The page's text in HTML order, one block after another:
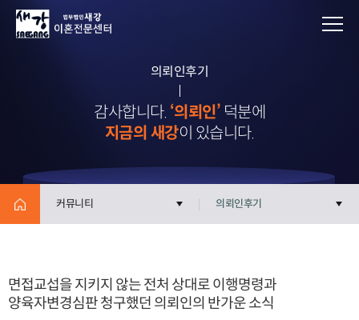
의뢰인후기
감사합니다. ‘의뢰인’ 덕분에
지금의 새강이 있습니다.
커뮤니티 의뢰인후기
면접교섭을 지키지 않는 전처 상대로 이행명령과
양육자변경심판 청구했던 의뢰인의 반가운 소식